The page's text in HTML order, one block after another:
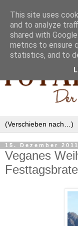
15. Dezember 2011
Veganes
This site uses
and to analyze
shared with
metrics to ensure
statistics, and to